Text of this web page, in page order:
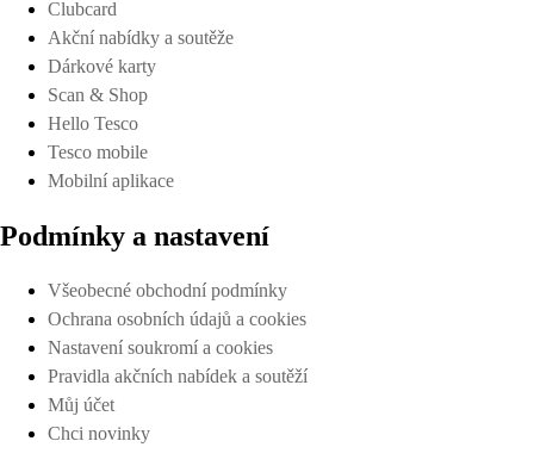
Clubcard
Akční nabídky a soutěže
Dárkové karty
Scan & Shop
Hello Tesco
Tesco mobile
Mobilní aplikace
Podmínky a nastavení
Všeobecné obchodní podmínky
Ochrana osobních údajů a cookies
Nastavení soukromí a cookies
Pravidla akčních nabídek a soutěží
Můj účet
Chci novinky